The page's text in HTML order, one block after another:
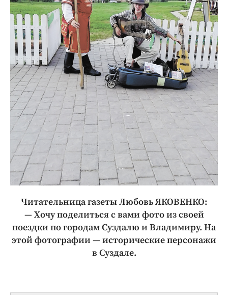
Читательница газеты Любовь ЯКОВЕНКО:
— Хочу поделиться с вами фото из своей
поездки по городам Суздалю и Владимиру. На
этой фотографии — исторические персонажи
в Суздале.